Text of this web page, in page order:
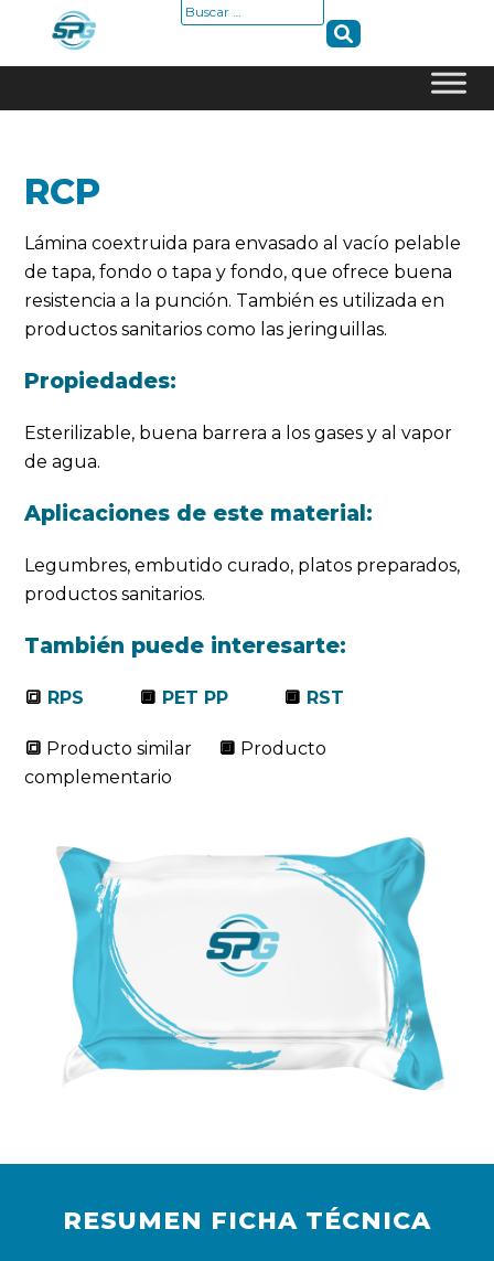
content
Buscar:
RCP
Lámina coextruida para envasado al vacío pelable
de tapa, fondo o tapa y fondo, que ofrece buena
resistencia a la punción. También es utilizada en
productos sanitarios como las jeringuillas.
Propiedades:
Esterilizable, buena barrera a los gases y al vapor
de agua.
Aplicaciones de este material:
Legumbres, embutido curado, platos preparados,
productos sanitarios.
También puede interesarte:
🔳 RPS 🔲 PET PP 🔲 RST
🔳 Producto similar 🔲 Producto
complementario
RESUMEN FICHA TÉCNICA